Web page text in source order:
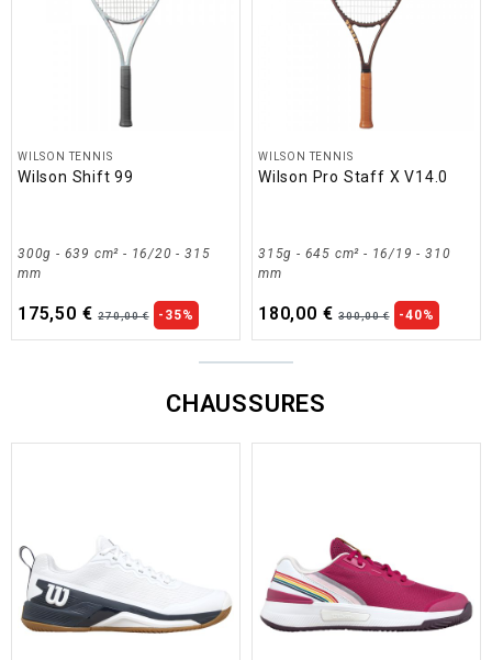
WILSON TENNIS
Wilson Shift 99
300g - 639 cm² - 16/20 - 315
mm
175,50 € 270,00 € -35%
WILSON TENNIS
Wilson Pro Staff X V14.0
315g - 645 cm² - 16/19 - 310
mm
180,00 € 300,00 € -40%
CHAUSSURES